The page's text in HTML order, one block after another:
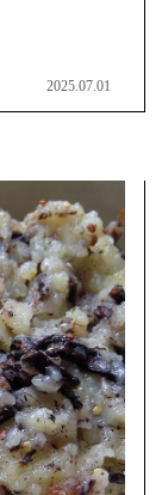
2025.07.01